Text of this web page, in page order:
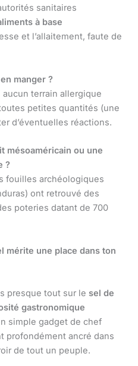
sanitaires
à base
et l’allaitement, faute de
manger ?
aucun terrain allergique
petites quantités (une
d’éventuelles réactions.
mésoaméricain ou une
?
fouilles archéologiques
ont retrouvé des
poteries datant de 700
mérite une place dans ton
presque tout sur le sel de
gastronomique
simple gadget de chef
profondément ancré dans
de tout un peuple.